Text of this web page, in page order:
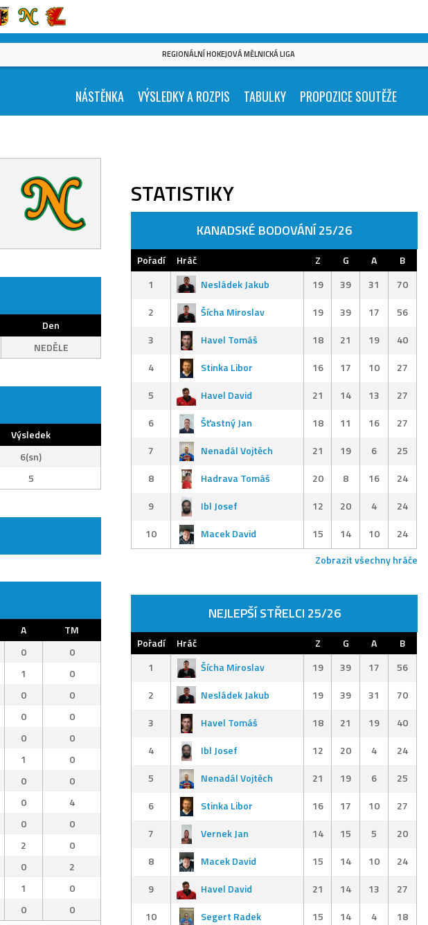
REGIONÁLNÍ HOKEJOVÁ MĚLNICKÁ LIGA
NÁSTĚNKA VÝSLEDKY A ROZPIS TABULKY PROPOZICE SOUTĚŽE
Den
NEDĚLE
Výsledek
6(sn)
5
A
TM
0
0
1
0
0
0
0
0
0
0
1
0
0
0
0
4
0
0
2
0
0
2
1
0
0
0
STATISTIKY
KANADSKÉ BODOVÁNÍ 25/26
Pořadí Hráč Z G A
B
1
Nesládek Jakub 19 39 31
70
2
Šícha Miroslav 19 39 17
56
3
Havel Tomáš 18 21 19
40
4
Stinka Libor 16 17 10
27
5
Havel David 21 14 13
27
6
Šťastný Jan 18 11 16
27
7
Nenadál Vojtěch 21 19 6
25
8
Hadrava Tomáš 20 8 16
24
9
Ibl Josef 12 20 4
24
10
Macek David 15 14 10
24
Zobrazit všechny hráče
NEJLEPŠÍ STŘELCI 25/26
Pořadí Hráč Z G A
B
1
Šícha Miroslav 19 39 17
56
2
Nesládek Jakub 19 39 31
70
3
Havel Tomáš 18 21 19
40
4
Ibl Josef 12 20 4
24
5
Nenadál Vojtěch 21 19 6
25
6
Stinka Libor 16 17 10
27
7
Vernek Jan 14 15 5
20
8
Macek David 15 14 10
24
9
Havel David 21 14 13
27
10
Segert Radek 15 14 4
18